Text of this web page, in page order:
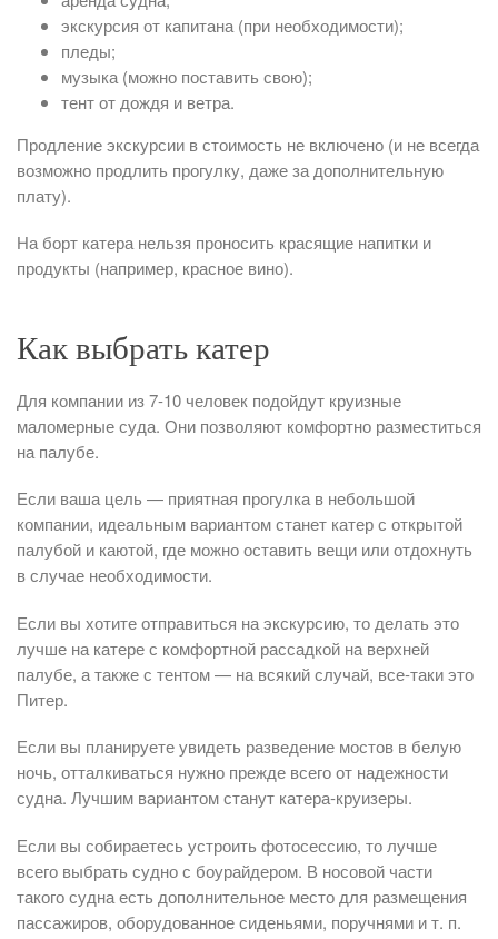
экскурсия от капитана (при необходимости);
пледы;
музыка (можно поставить свою);
тент от дождя и ветра.
Продление экскурсии в стоимость не включено (и не всегда
возможно продлить прогулку, даже за дополнительную
плату).
На борт катера нельзя проносить красящие напитки и
продукты (например, красное вино).
Как выбрать катер
Для компании из 7-10 человек подойдут круизные
маломерные суда. Они позволяют комфортно разместиться
на палубе.
Если ваша цель — приятная прогулка в небольшой
компании, идеальным вариантом станет катер с открытой
палубой и каютой, где можно оставить вещи или отдохнуть
в случае необходимости.
Если вы хотите отправиться на экскурсию, то делать это
лучше на катере с комфортной рассадкой на верхней
палубе, а также с тентом — на всякий случай, все-таки это
Питер.
Если вы планируете увидеть разведение мостов в белую
ночь, отталкиваться нужно прежде всего от надежности
судна. Лучшим вариантом станут катера-круизеры.
Если вы собираетесь устроить фотосессию, то лучше
всего выбрать судно с боурайдером. В носовой части
такого судна есть дополнительное место для размещения
пассажиров, оборудованное сиденьями, поручнями и т. п.